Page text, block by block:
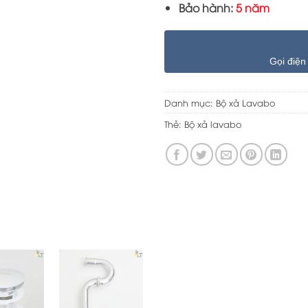
Bảo hành:5 năm
Gọi
Danh mục: Bộ xả Lavabo
Thẻ: Bộ xả lavabo